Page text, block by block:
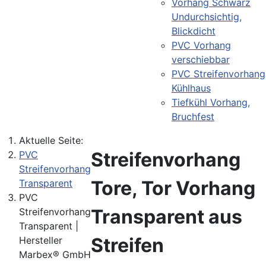
Undurchsichtig,
Blickdicht
PVC Vorhang
verschiebbar
PVC Streifenvorhang
Kühlhaus
Tiefkühl Vorhang,
Bruchfest
Aktuelle Seite:
PVC
Streifenvorhang
Transparent
PVC
Streifenvorhang
Transparent |
Hersteller
Marbex® GmbH
Streifenvorhang
Tore, Tor Vorhang
Transparent aus
Streifen